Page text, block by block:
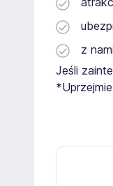
z
Jeśli